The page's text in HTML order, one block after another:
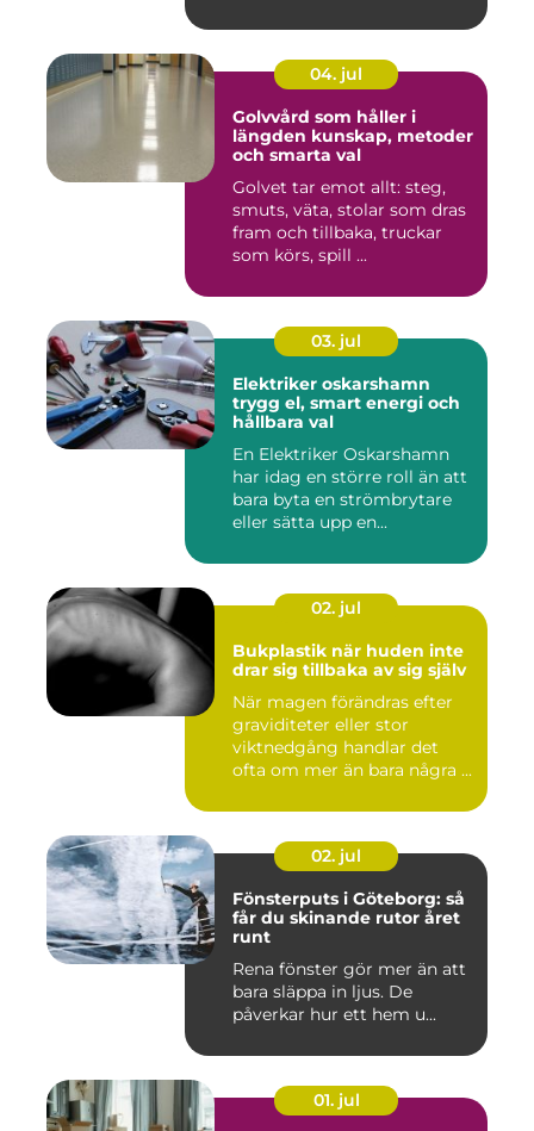
04. jul
Golvvård som håller i
längden kunskap, metoder
och smarta val
Golvet tar emot allt: steg,
smuts, väta, stolar som dras
fram och tillbaka, truckar
som körs, spill ...
03. jul
Elektriker oskarshamn
trygg el, smart energi och
hållbara val
En Elektriker Oskarshamn
har idag en större roll än att
bara byta en strömbrytare
eller sätta upp en...
02. jul
Bukplastik när huden inte
drar sig tillbaka av sig själv
När magen förändras efter
graviditeter eller stor
viktnedgång handlar det
ofta om mer än bara några ...
02. jul
Fönsterputs i Göteborg: så
får du skinande rutor året
runt
Rena fönster gör mer än att
bara släppa in ljus. De
påverkar hur ett hem u...
01. jul